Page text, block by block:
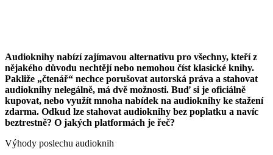
Audioknihy nabízí zajímavou alternativu pro všechny, kteří z
nějakého důvodu nechtějí nebo nemohou číst klasické knihy.
Pakliže „čtenář“ nechce porušovat autorská práva a stahovat
audioknihy nelegálně, má dvě možnosti. Buď si je oficiálně
kupovat, nebo využít mnoha nabídek na audioknihy ke stažení
zdarma. Odkud lze stahovat audioknihy bez poplatku a navíc
beztrestně? O jakých platformách je řeč?
Výhody poslechu audioknih